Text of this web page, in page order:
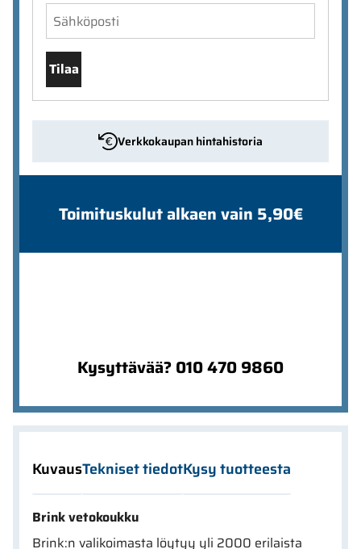
Tilaa
Verkkokaupan hintahistoria
Toimituskulut alkaen vain 5,90€
Kysyttävää? 010 470 9860
KuvausTekniset tiedotKysy tuotteesta
Brink vetokoukku
Brink:n valikoimasta löytyy yli 2000 erilaista